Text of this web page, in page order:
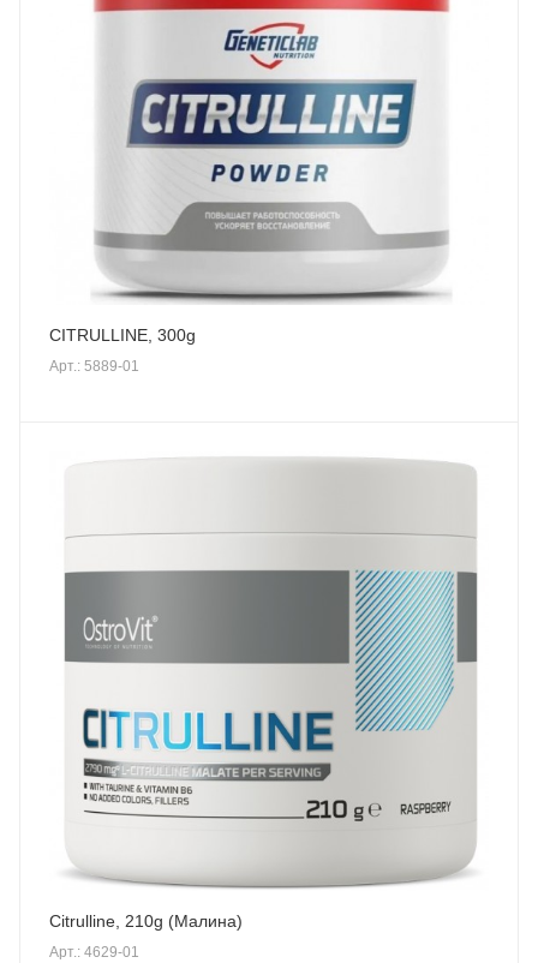
CITRULLINE, 300g
Арт.: 5889-01
Citrulline, 210g (Малина)
Арт.: 4629-01